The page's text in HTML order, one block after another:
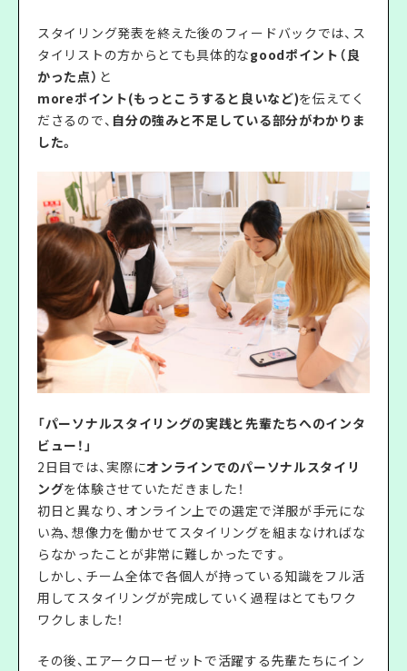
スタイリング発表を終えた後のフィードバックでは、ス
タイリストの方からとても具体的なgoodポイント（良
かった点） と
moreポイント(もっとこうすると良いなど)を伝えてく
ださるので、 自分の強みと不足している部分がわかりま
した。
「パーソナルスタイリングの実践と先輩たちへのインタ
ビュー！」
2日目では、実際にオンラインでのパーソナルスタイリ
ングを体験させていただきました！
初日と異なり、オンライン上での選定で洋服が手元にな
い為、想像力を働かせてスタイリングを組まなければな
らなかったことが非常に難しかったです。
しかし、チーム全体で各個人が持っている知識をフル活
用してスタイリングが完成していく過程はとてもワク
ワクしました！
その後、エアークローゼットで活躍する先輩たちにイン